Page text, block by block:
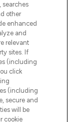
searches
other
enhanced
and
relevant
sites. If
(including
click
(including
secure and
will be
cookie